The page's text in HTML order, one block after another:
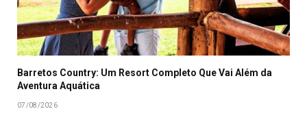
Barretos Country: Um Resort Completo Que Vai Além da
Aventura Aquática
07/08/2026